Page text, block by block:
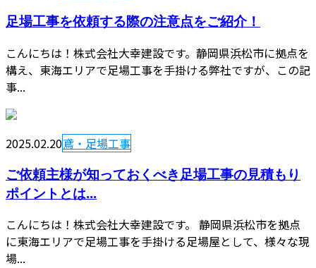
足場工事を依頼する際の注意点をご紹介！
こんにちは！株式会社大幸建設です。静岡県浜松市に拠点を
構え、東海エリアで足場工事を手掛ける弊社ですが、この記
事...
2025.02.20鳶・足場工事
ご依頼主様が知っておくべき足場工事の見積もり
ポイントとは...
こんにちは！株式会社大幸建設です。 静岡県浜松市を拠点
に東海エリアで足場工事を手掛ける足場屋として、様々な現
場...